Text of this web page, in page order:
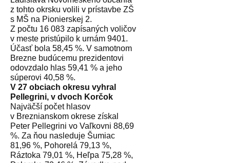
z tohto okrsku volili v prístavbe ZŠ
s MŠ na Pionierskej 2.
Z počtu 16 083 zapísaných voličov
v meste pristúpilo k urnám 9401.
Účasť bola 58,45 %. V samotnom
Brezne budúcemu prezidentovi
odovzdalo hlas 59,41 % a jeho
súperovi 40,58 %.
V 27 obciach okresu vyhral
Pellegrini, v dvoch Korčok
Najväčší počet hlasov
v Breznianskom okrese získal
Peter Pellegrini vo Vaľkovni 88,69
%. Za ňou nasleduje Šumiac
81,96 %, Pohorelá 79,13 %,
Ráztoka 79,01 %, Heľpa 75,28 %,